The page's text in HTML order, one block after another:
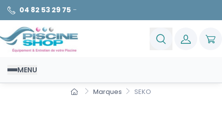
04 82 53 29 75 -
MENU
Marques SEKO